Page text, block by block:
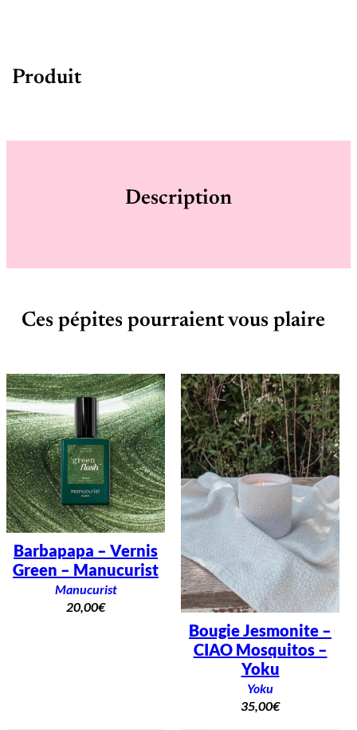
Produit
Description
Ces pépites pourraient vous plaire
Barbapapa – Vernis
Green – Manucurist
Manucurist
20,00€
Bougie Jesmonite –
CIAO Mosquitos –
Yoku
Yoku
35,00€